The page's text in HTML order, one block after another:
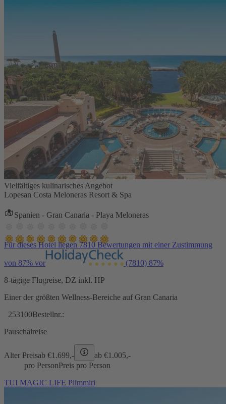
Vielfältiges kulinarisches Angebot
Lopesan Costa Meloneras Resort & Spa
Spanien - Gran Canaria - Playa Meloneras
Für dieses Hotel liegen 7810 Bewertungen mit einer Zustimmung
von 87% vor (7810) 87%
8-tägige Flugreise, DZ inkl. HP
Einer der größten Wellness-Bereiche auf Gran Canaria
253100Bestellnr.:
Pauschalreise
Alter Preisab €1.699,- ab €1.005,-
pro PersonPreis pro Person
TUI MAGIC LIFE Plimmiri